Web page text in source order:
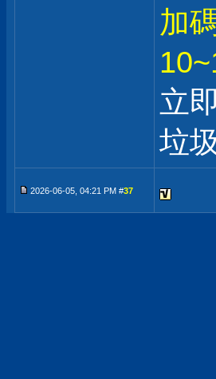
加
立
垃
2026-06-05, 04:21 PM #37